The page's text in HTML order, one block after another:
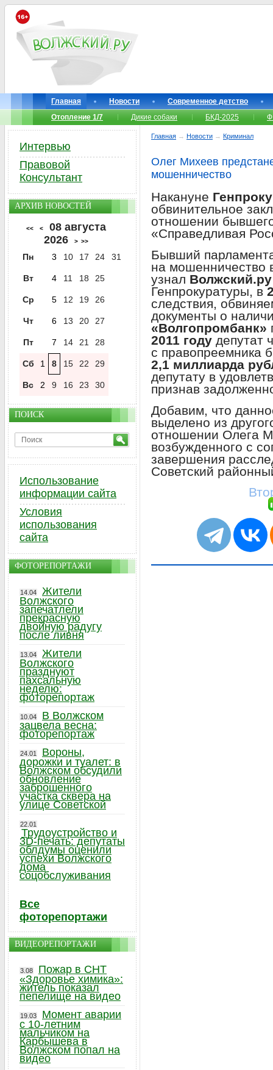
Главная Новости
Современное детство
Отопление 1/7
Дикие собаки БКД-2025
Главная → Новости → Криминал
Олег Михеев
мошенничество
Накануне
обвинительное
отношении
«Справедливая
Бывший
на мошенничество
узнал Волжский.ру
Генпрокуратуры, в
следствия,
документы о
«Волгопромбанк»
2011 году депутат
с правопреемника
2,1 миллиарда
депутату в
признав
Добавим, что
выделено из
отношении Олега
возбужденного с
завершения
Советский
Интервью
Правовой
Консультант
АРХИВ НОВОСТЕЙ
<< <
08 августа
2026
> >>
Пн 3 10 17 24 31
Вт 4 11 18 25
Ср 5 12 19 26
Чт 6 13 20 27
Пт 7 14 21 28
Сб 1 8 15 22 29
Вс 2 9 16 23 30
ПОИСК
Использование
информации сайта
Условия
использования
сайта
ФОТОРЕПОРТАЖИ
14.04
Жители
Волжского
запечатлели
прекрасную
двойную радугу
после ливня
13.04
Жители
Волжского
празднуют
пахсальную
неделю:
фоторепортаж
10.04
В Волжском
зацвела весна:
фоторепортаж
24.01
Вороны,
дорожки и туалет: в
Волжском обсудили
обновление
заброшенного
участка сквера на
улице Советской
22.01
Трудоустройство и
3D-печать: депутаты
облдумы оценили
успехи Волжского
дома
соцобслуживания
Все
фоторепортажи
ВИДЕОРЕПОРТАЖИ
3.08
Пожар в СНТ
«Здоровье химика»:
житель показал
пепелище на видео
19.03
Момент аварии
с 10-летним
мальчиком на
Карбышева в
Волжском попал на
видео